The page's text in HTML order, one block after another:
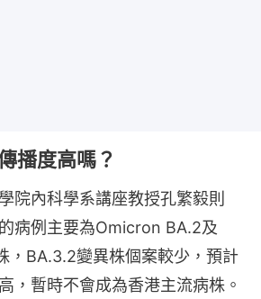
播度高嗎？
院內科學系講座教授孔繁毅則
病例主要為Omicron BA.2及
，BA.3.2變異株個案較少，預計
，暫時不會成為香港主流病株。